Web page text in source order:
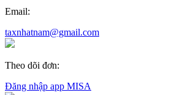
Email:
taxnhatnam@gmail.com
Theo dõi đơn:
Đăng nhập app MISA